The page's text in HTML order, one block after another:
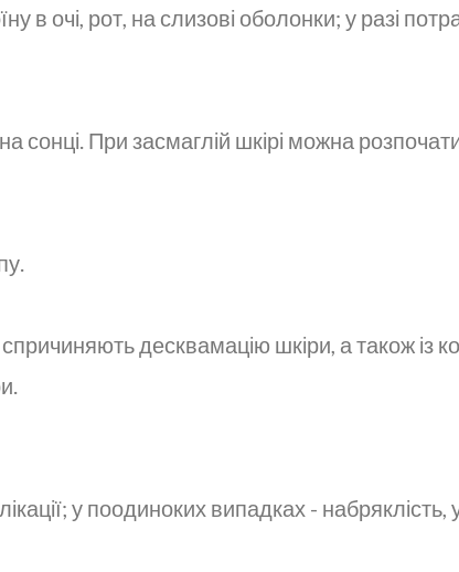
в очі, рот, на слизові оболонки; у разі
При засмаглій шкірі можна
десквамацію шкіри, а також із
у поодиноких випадках - набряклість,